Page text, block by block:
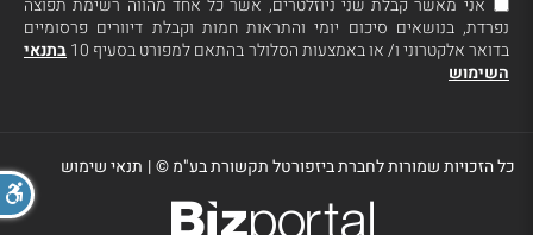
אני מאשר קבלת שני ניוזלטרים, אשר כל אחד מהווה רשימת תפוצה
נפרדת, בנושאים סיכום יומי והתראות חמות וקבלת דיוורים פרסומיים
בדואר אלקטרוני ו/ או באמצעות הסלולר בהתאם למפורט בסעיף 10
בתנאי
השימוש
כל הזכויות שמורות לחברת ביזפורטל תקשורת בע"מ ©| תנאי שימוש